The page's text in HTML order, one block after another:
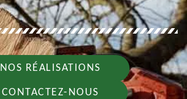
NOS RÉALISATIONS
CONTACTEZ-NOUS